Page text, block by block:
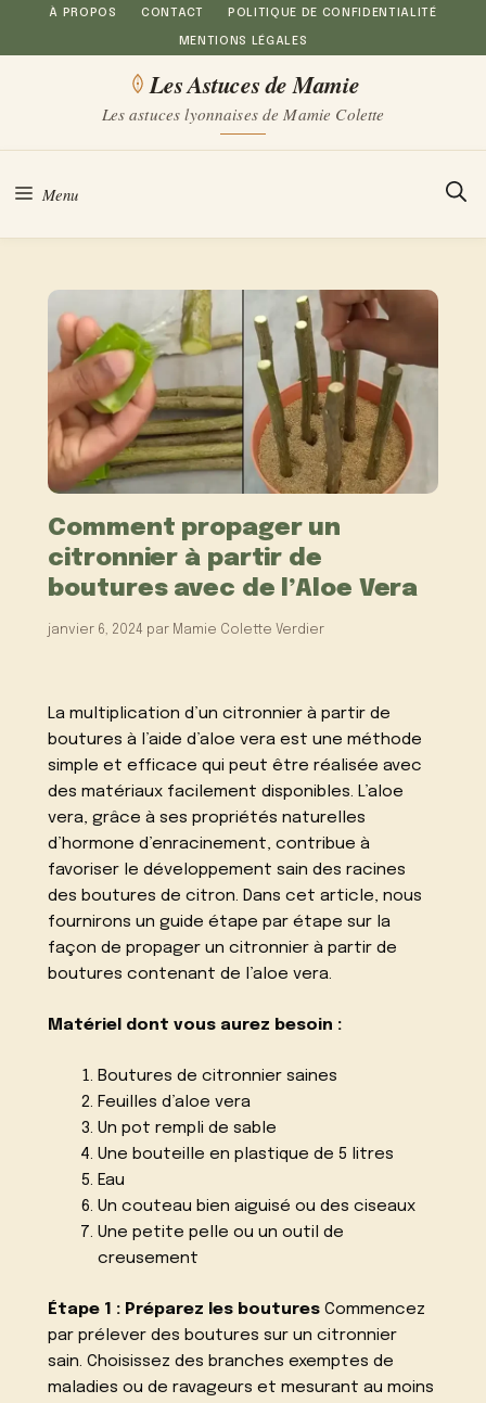
Aller
au
À PROPOS CONTACT POLITIQUE DE CONFIDENTIALITÉ
MENTIONS LÉGALES
Les Astuces de Mamie
Les astuces lyonnaises de Mamie Colette
Menu
Comment propager un
citronnier à partir de
boutures avec de l’Aloe Vera
janvier 6, 2024 par Mamie Colette Verdier
La multiplication d’un citronnier à partir de
boutures à l’aide d’aloe vera est une méthode
simple et efficace qui peut être réalisée avec
des matériaux facilement disponibles. L’aloe
vera, grâce à ses propriétés naturelles
d’hormone d’enracinement, contribue à
favoriser le développement sain des racines
des boutures de citron. Dans cet article, nous
fournirons un guide étape par étape sur la
façon de propager un citronnier à partir de
boutures contenant de l’aloe vera.
Matériel dont vous aurez besoin :
Boutures de citronnier saines
Feuilles d’aloe vera
Un pot rempli de sable
Une bouteille en plastique de 5 litres
Eau
Un couteau bien aiguisé ou des ciseaux
Une petite pelle ou un outil de
creusement
Étape 1 : Préparez les boutures Commencez
par prélever des boutures sur un citronnier
sain. Choisissez des branches exemptes de
maladies ou de ravageurs et mesurant au moins